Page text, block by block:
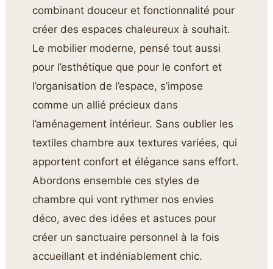
combinant douceur et fonctionnalité pour
créer des espaces chaleureux à souhait.
Le mobilier moderne, pensé tout aussi
pour l’esthétique que pour le confort et
l’organisation de l’espace, s’impose
comme un allié précieux dans
l’aménagement intérieur. Sans oublier les
textiles chambre aux textures variées, qui
apportent confort et élégance sans effort.
Abordons ensemble ces styles de
chambre qui vont rythmer nos envies
déco, avec des idées et astuces pour
créer un sanctuaire personnel à la fois
accueillant et indéniablement chic.